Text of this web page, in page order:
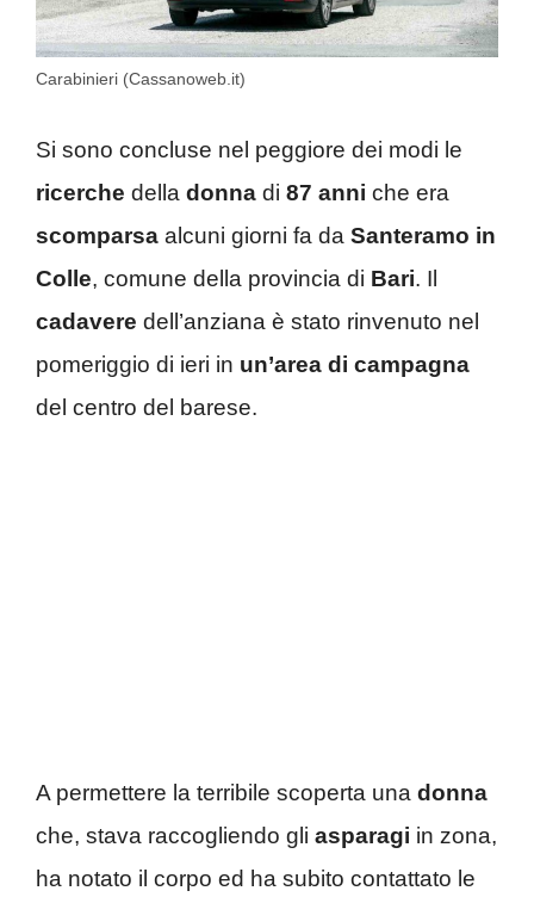
Carabinieri (Cassanoweb.it)
Si sono concluse nel peggiore dei modi le
ricerche della donna di 87 anni che era
scomparsa alcuni giorni fa da Santeramo in
Colle, comune della provincia di Bari. Il
cadavere dell’anziana è stato rinvenuto nel
pomeriggio di ieri in un’area di campagna
del centro del barese.
A permettere la terribile scoperta una donna
che, stava raccogliendo gli asparagi in zona,
ha notato il corpo ed ha subito contattato le